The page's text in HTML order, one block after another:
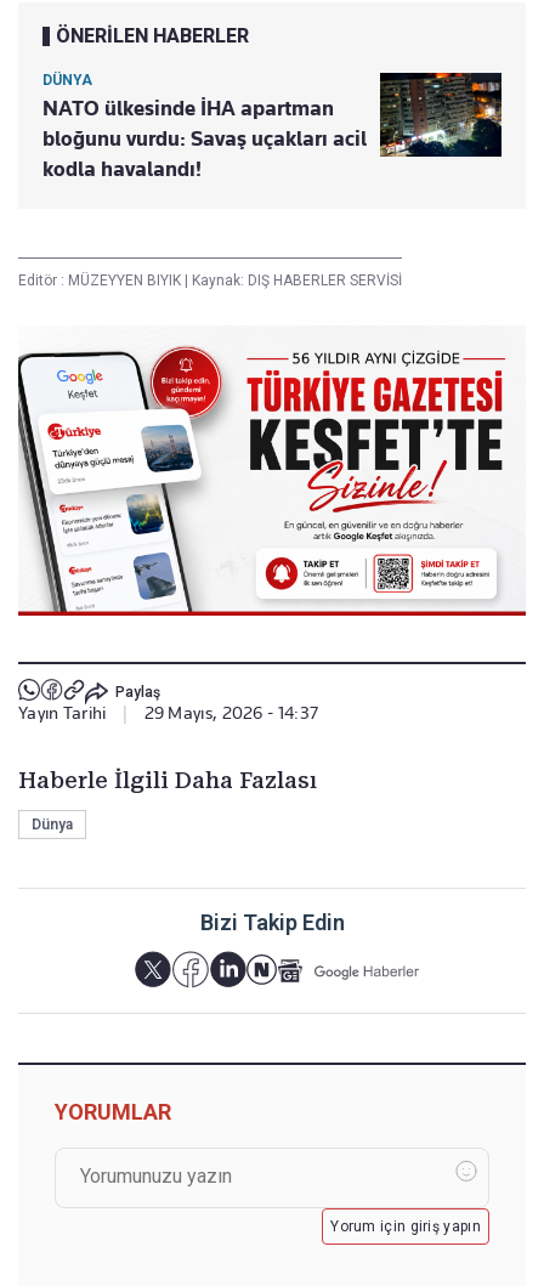
ÖNERİLEN HABERLER
DÜNYA
NATO ülkesinde İHA apartman
bloğunu vurdu: Savaş uçakları acil
kodla havalandı!
Editör : MÜZEYYEN BIYIK | Kaynak: DIŞ HABERLER SERVİSİ
Paylaş
Yayın Tarihi 29 Mayıs, 2026 - 14:37
Haberle İlgili Daha Fazlası
Dünya
Bizi Takip Edin
YORUMLAR
Yorum için giriş yapın